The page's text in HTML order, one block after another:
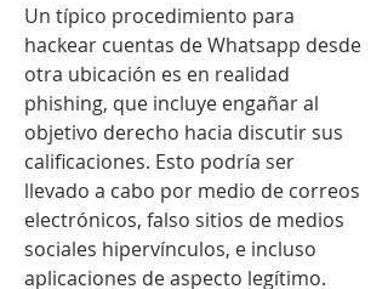
Un típico procedimiento para
hackear cuentas de Whatsapp desde
otra ubicación es en realidad
phishing, que incluye engañar al
objetivo derecho hacia discutir sus
calificaciones. Esto podría ser
llevado a cabo por medio de correos
electrónicos, falso sitios de medios
sociales hipervínculos, e incluso
aplicaciones de aspecto legítimo.